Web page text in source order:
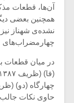
آن‌ها، قطعات
همچنین بعضی
نشده‌ی شهناز
چهارمضراب‌های
در میان قطعات
حاوی نکات